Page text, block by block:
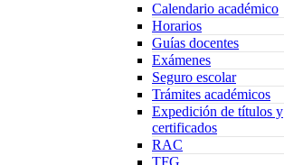
Calendario académico
Horarios
Guías docentes
Exámenes
Seguro escolar
Trámites académicos
Expedición de títulos y
certificados
RAC